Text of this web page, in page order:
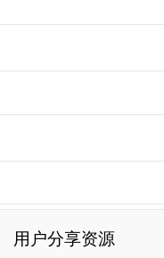
用户分享资源